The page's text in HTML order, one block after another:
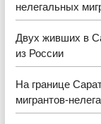
нелегальных
Двух живших в
из России
На границе
мигрантов-